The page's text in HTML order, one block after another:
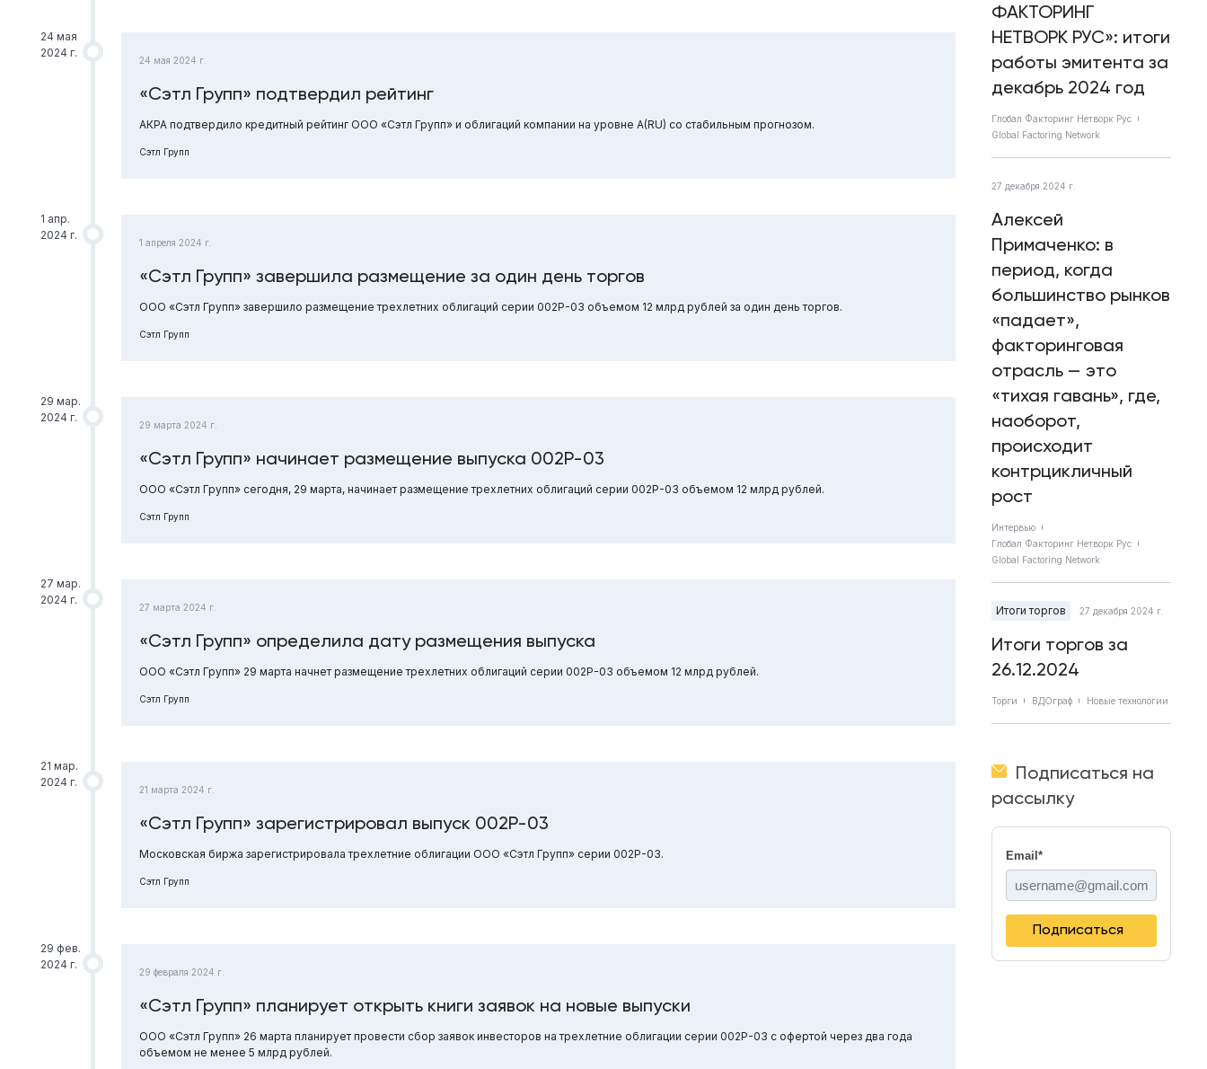
24 мая
2024 г.
24 мая 2024 г.
«Сэтл Групп» подтвердил рейтинг
АКРА подтвердило кредитный рейтинг ООО «Сэтл Групп» и облигаций компании на уровне A(RU) со стабильным прогнозом.
Сэтл Групп
1 апр.
2024 г.
1 апреля 2024 г.
«Сэтл Групп» завершила размещение за один день торгов
ООО «Сэтл Групп» завершило размещение трехлетних облигаций серии 002Р-03 объемом 12 млрд рублей за один день торгов.
Сэтл Групп
29 мар.
2024 г.
29 марта 2024 г.
«Сэтл Групп» начинает размещение выпуска 002Р-03
ООО «Сэтл Групп» сегодня, 29 марта, начинает размещение трехлетних облигаций серии 002Р-03 объемом 12 млрд рублей.
Сэтл Групп
27 мар.
2024 г.
27 марта 2024 г.
«Сэтл Групп» определила дату размещения выпуска
ООО «Сэтл Групп» 29 марта начнет размещение трехлетних облигаций серии 002Р-03 объемом 12 млрд рублей.
Сэтл Групп
21 мар.
2024 г.
21 марта 2024 г.
«Сэтл Групп» зарегистрировал выпуск 002Р-03
Московская биржа зарегистрировала трехлетние облигации ООО «Сэтл Групп» серии 002Р-03.
Сэтл Групп
29 фев.
2024 г.
29 февраля 2024 г.
«Сэтл Групп» планирует открыть книги заявок на новые выпуски
ООО «Сэтл Групп» 26 марта планирует провести сбор заявок инвесторов на трехлетние облигации серии 002Р-03 с офертой через два года
объемом не менее 5 млрд рублей.
ФАКТОРИНГ
НЕТВОРК РУС»: итоги
работы эмитента за
декабрь 2024 год
Глобал Факторинг Нетворк Рус
Global Factoring Network
27 декабря 2024 г.
Алексей
Примаченко: в
период, когда
большинство рынков
«падает»,
факторинговая
отрасль — это
«тихая гавань», где,
наоборот,
происходит
контрцикличный
рост
Интервью
Глобал Факторинг Нетворк Рус
Global Factoring Network
Итоги торгов 27 декабря 2024 г.
Итоги торгов за
26.12.2024
Торги ВДОграф Новые технологии
Подписаться на
рассылку
Email *
Подписаться